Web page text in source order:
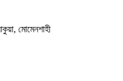
মোমেনশাহী